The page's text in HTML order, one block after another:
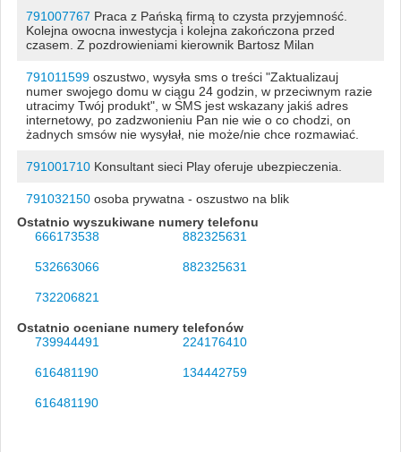
791007767 Praca z Pańską firmą to czysta przyjemność.
Kolejna owocna inwestycja i kolejna zakończona przed
czasem. Z pozdrowieniami kierownik Bartosz Milan
791011599oszustwo, wysyła sms o treści "Zaktualizauj
numer swojego domu w ciągu 24 godzin, w przeciwnym razie
utracimy Twój produkt", w SMS jest wskazany jakiś adres
internetowy, po zadzwonieniu Pan nie wie o co chodzi, on
żadnych smsów nie wysyłał, nie może/nie chce rozmawiać.
791001710Konsultant sieci Play oferuje ubezpieczenia.
791032150osoba prywatna - oszustwo na blik
Ostatnio wyszukiwane numery telefonu
666173538
882325631
532663066 882325631
732206821
Ostatnio oceniane numery telefonów
739944491
224176410
616481190 134442759
616481190